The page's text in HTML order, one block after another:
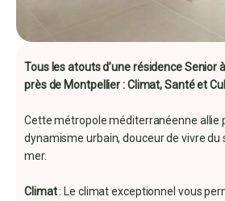
Tous les atouts d’une résidence Senior
près de Montpellier : Climat, Santé et
Cette métropole méditerranéenne
dynamisme urbain, douceur de vivre du
mer.
Climat: Le climat exceptionnel vous